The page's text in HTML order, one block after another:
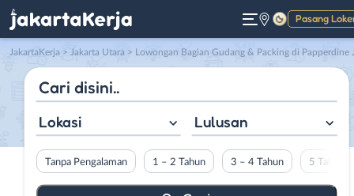
Pasang
Gelap
JakartaKerja > Jakarta Utara > Lowongan Bagian Gudang & Packing di Papperdine
Lokasi Lulusan
Tanpa Pengalaman 1 – 2 Tahun 3 – 4 Tahun 5 Tahun